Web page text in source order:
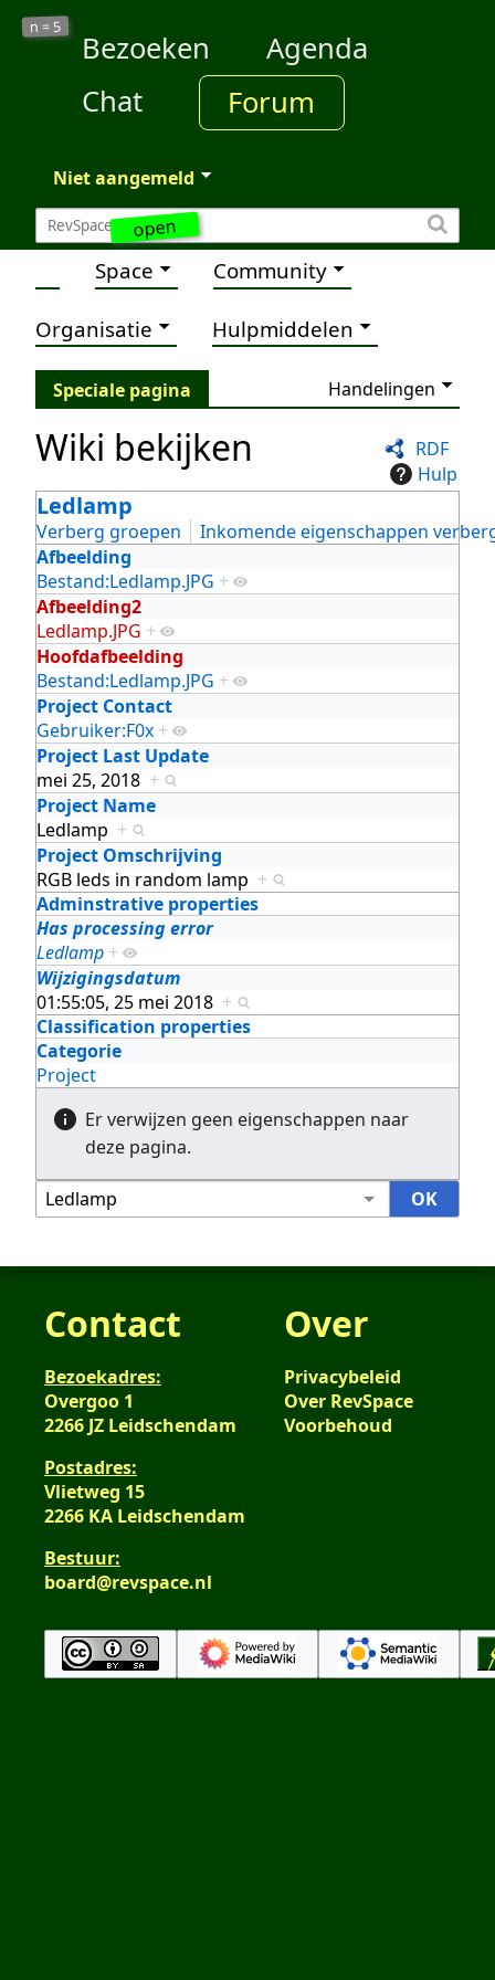
open
n = 5
Bezoeken
Agenda
Chat
Forum
Niet aangemeld
Space Community
Organisatie Hulpmiddelen
Speciale pagina Handelingen
RDF
Hulp
Wiki bekijken
Ledlamp
Verberg groepen
Inkomende eigenschappen
Afbeelding
Bestand:Ledlamp.JPG +
Afbeelding2
Ledlamp.JPG +
Hoofdafbeelding
Bestand:Ledlamp.JPG +
Project Contact
Gebruiker:F0x +
Project Last Update
mei 25, 2018 +
Project Name
Ledlamp +
Project Omschrijving
RGB leds in random lamp +
Adminstrative properties
Has processing error
Ledlamp +
Wijzigingsdatum
01:55:05, 25 mei 2018 +
Classification properties
Categorie
Project
Er verwijzen geen eigenschappen naar
deze pagina.
Contact
Bezoekadres:
Overgoo 1
2266 JZ Leidschendam
Postadres:
Vlietweg 15
2266 KA Leidschendam
Bestuur:
board@revspace.nl
Over
Privacybeleid
Over RevSpace
Voorbehoud